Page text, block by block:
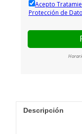
Descripción